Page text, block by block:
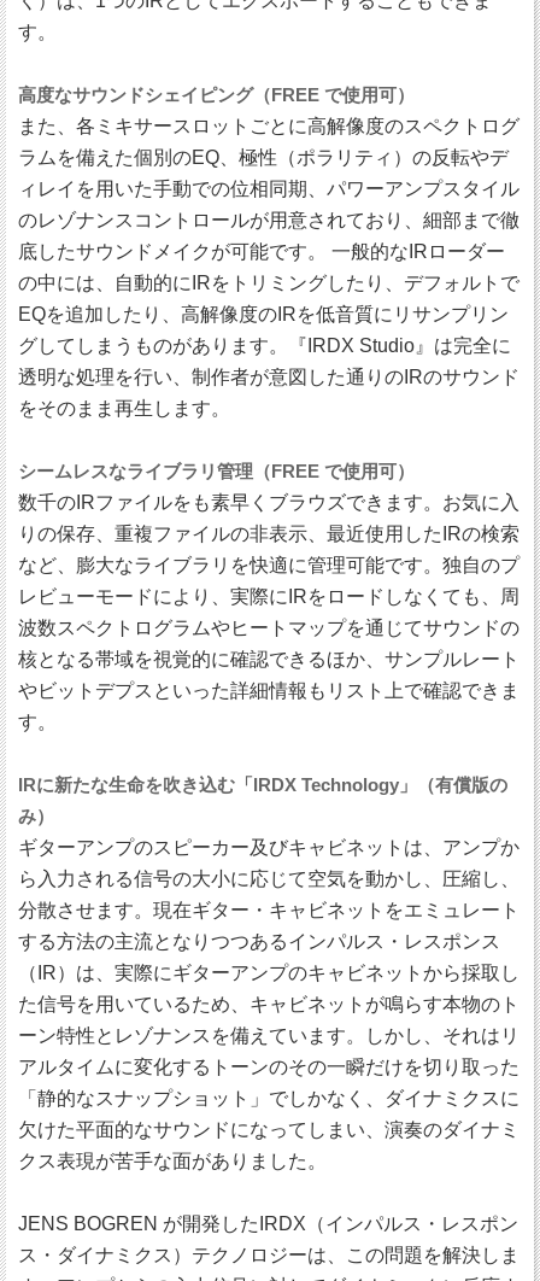
す。
高度なサウンドシェイピング（FREE で使用可）
また、各ミキサースロットごとに高解像度のスペクトログ
ラムを備えた個別のEQ、極性（ポラリティ）の反転やデ
ィレイを用いた手動での位相同期、パワーアンプスタイル
のレゾナンスコントロールが用意されており、細部まで徹
底したサウンドメイクが可能です。 一般的なIRローダー
の中には、自動的にIRをトリミングしたり、デフォルトで
EQを追加したり、高解像度のIRを低音質にリサンプリン
グしてしまうものがあります。『IRDX Studio』は完全に
透明な処理を行い、制作者が意図した通りのIRのサウンド
をそのまま再生します。
シームレスなライブラリ管理（FREE で使用可）
数千のIRファイルをも素早くブラウズできます。お気に入
りの保存、重複ファイルの非表示、最近使用したIRの検索
など、膨大なライブラリを快適に管理可能です。独自のプ
レビューモードにより、実際にIRをロードしなくても、周
波数スペクトログラムやヒートマップを通じてサウンドの
核となる帯域を視覚的に確認できるほか、サンプルレート
やビットデプスといった詳細情報もリスト上で確認できま
す。
IRに新たな生命を吹き込む「IRDX Technology」（有償版の
み）
ギターアンプのスピーカー及びキャビネットは、アンプか
ら入力される信号の大小に応じて空気を動かし、圧縮し、
分散させます。現在ギター・キャビネットをエミュレート
する方法の主流となりつつあるインパルス・レスポンス
（IR）は、実際にギターアンプのキャビネットから採取し
た信号を用いているため、キャビネットが鳴らす本物のト
ーン特性とレゾナンスを備えています。しかし、それはリ
アルタイムに変化するトーンのその一瞬だけを切り取った
「静的なスナップショット」でしかなく、ダイナミクスに
欠けた平面的なサウンドになってしまい、演奏のダイナミ
クス表現が苦手な面がありました。
JENS BOGREN が開発したIRDX（インパルス・レスポン
ス・ダイナミクス）テクノロジーは、この問題を解決しま